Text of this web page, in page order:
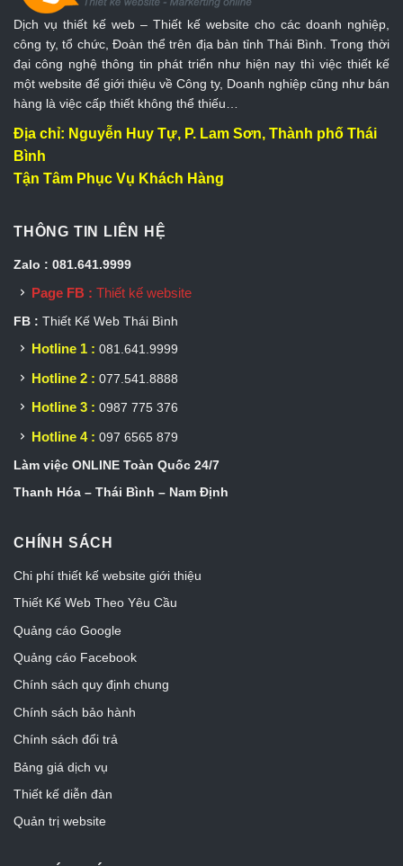
Dịch vụ thiết kế web – Thiết kế website cho các doanh nghiệp,
công ty, tổ chức, Đoàn thể trên địa bàn tỉnh Thái Bình. Trong thời
đại công nghệ thông tin phát triển như hiện nay thì việc thiết kế
một website để giới thiệu về Công ty, Doanh nghiệp cũng như bán
hàng là việc cấp thiết không thể thiếu…
Địa chỉ: Nguyễn Huy Tự, P. Lam Sơn, Thành phố Thái
Bình
Tận Tâm Phục Vụ Khách Hàng
THÔNG TIN LIÊN HỆ
Zalo : 081.641.9999
Page FB : Thiết kế website
FB : Thiết Kế Web Thái Bình
Hotline 1 : 081.641.9999
Hotline 2 : 077.541.8888
Hotline 3 : 0987 775 376
Hotline 4 : 097 6565 879
Làm việc ONLINE Toàn Quốc 24/7
Thanh Hóa – Thái Bình – Nam Định
CHÍNH SÁCH
Chi phí thiết kế website giới thiệu
Thiết Kế Web Theo Yêu Cầu
Quảng cáo Google
Quảng cáo Facebook
Chính sách quy định chung
Chính sách bảo hành
Chính sách đổi trả
Bảng giá dịch vụ
Thiết kế diễn đàn
Quản trị website